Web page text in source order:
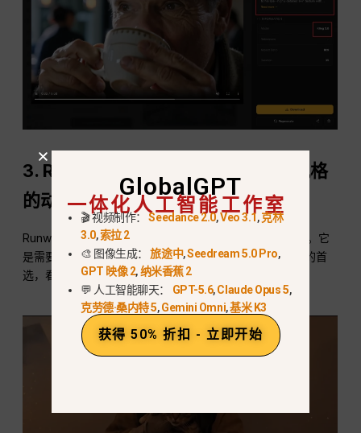
3. Runway Gen-3（最适合好莱坞风格
的动作片）
Runway Gen-3 以生成快速、高动态和逼真的动作而闻名。它
是需要激烈动作场面、视觉效果或快速镜头移动的创作者的首
选，看起来就像一部真实的电影。.
GlobalGPT
一体化人工智能工作室
🎬 视频制作：Seedance 2.0,Veo 3.1,克林
3.0,索拉 2
🎨 图像生成：旅途中,Seedream 5.0 Pro,
GPT 映像 2,纳米香蕉 2
💬 人工智能聊天： GPT-5.6,Claude Opus 5,
克劳德·桑内特 5,Gemini Omni,基米 K3
获得 50% 折扣 - 立即开始